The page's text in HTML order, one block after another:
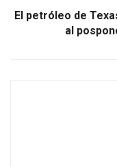
El petróleo de
al